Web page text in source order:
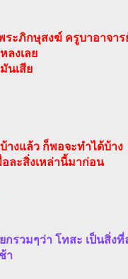
ระภิกษุสงฆ์ ครูบาอาจาร
ลงเลย
นเสีย
งแล้ว ก็พอจะทำได้บ้าง
ละสิ่งเหล่านี้มาก่อน
กรวมๆว่า โทสะ เป็นสิ่งที่
า